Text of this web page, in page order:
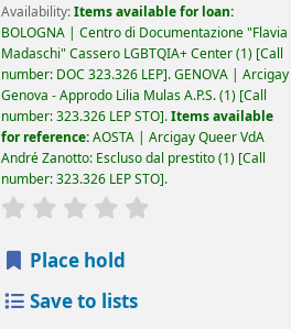
Availability:Items available for loan:
BOLOGNA | Centro di Documentazione "Flavia
Madaschi" Cassero LGBTQIA+ Center(1) Call
number: DOC 323.326 LEP .GENOVA | Arcigay
Genova - Approdo Lilia Mulas A.P.S.(1) Call
number:323.326 LEP STO .Items available
for reference:AOSTA | Arcigay Queer VdA
André Zanotto: Escluso dal prestito(1) Call
number:323.326 LEP STO .
star rating
Place hold
Save to lists